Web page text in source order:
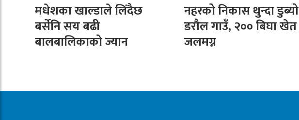
मधेशका खाल्डाले लिँदैछ
बर्सेनि सय बढी
बालबालिकाको ज्यान
नहरको निकास थुन्दा डुब्यो
डरौल गाउँ, २०० बिघा खेत
जलमग्न